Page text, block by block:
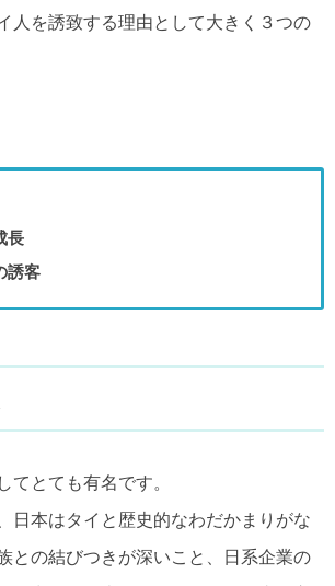
人を誘致する理由として大きく３つの
長
誘客
てとても有名です。
日本はタイと歴史的なわだかまりがな
との結びつきが深いこと、日系企業の